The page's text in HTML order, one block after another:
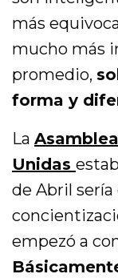
más
mucho más
promedio,
forma y
La
Unidas
de Abril sería
empezó a